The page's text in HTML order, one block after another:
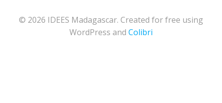
© 2026 IDEES Madagascar. Created for free using
WordPress and Colibri